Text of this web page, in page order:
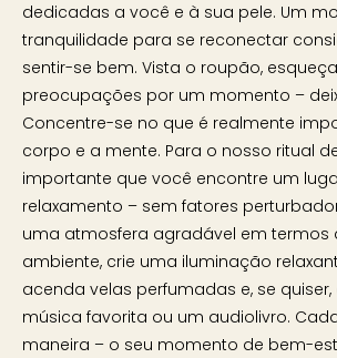
dedicadas a você e à sua pele. Um
tranquilidade para se reconectar
sentir-se bem. Vista o roupão,
preocupações por um momento –
Concentre-se no que é realmente
corpo e a mente. Para o nosso ritual
importante que você encontre um
relaxamento – sem fatores
uma atmosfera agradável em termos
ambiente, crie uma iluminação
acenda velas perfumadas e, se
música favorita ou um audiolivro.
maneira – o seu momento de bem-